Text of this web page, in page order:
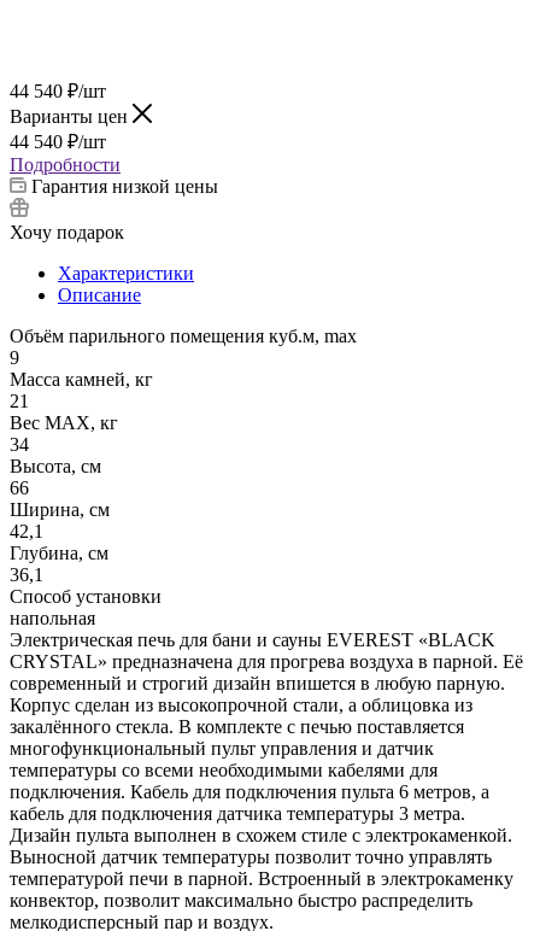
44 540 ₽/шт
Варианты цен
44 540 ₽/шт
Подробности
Гарантия низкой цены
Хочу подарок
Характеристики
Описание
Объём парильного помещения куб.м, max
9
Масса камней, кг
21
Вес МАХ, кг
34
Высота, см
66
Ширина, см
42,1
Глубина, см
36,1
Способ установки
напольная
Электрическая печь для бани и сауны EVEREST «BLACK
CRYSTAL» предназначена для прогрева воздуха в парной. Её
современный и строгий дизайн впишется в любую парную.
Корпус сделан из высокопрочной стали, а облицовка из
закалённого стекла. В комплекте с печью поставляется
многофункциональный пульт управления и датчик
температуры со всеми необходимыми кабелями для
подключения. Кабель для подключения пульта 6 метров, а
кабель для подключения датчика температуры 3 метра.
Дизайн пульта выполнен в схожем стиле с электрокаменкой.
Выносной датчик температуры позволит точно управлять
температурой печи в парной. Встроенный в электрокаменку
конвектор, позволит максимально быстро распределить
мелкодисперсный пар и воздух.